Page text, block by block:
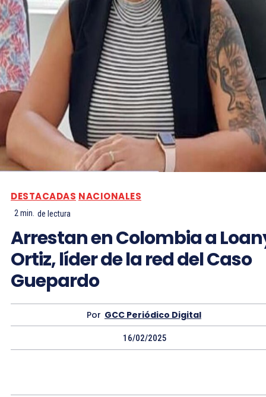
DESTACADAS NACIONALES
2min. de lectura
Arrestan en Colombia a
Ortiz, líder de la red del Caso
Guepardo
Por GCC Periódico Digital
16/02/2025